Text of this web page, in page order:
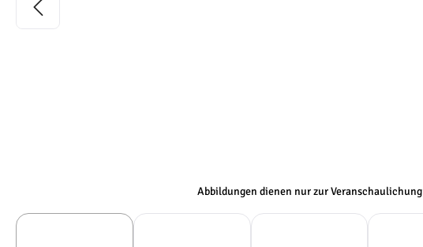
Abbildungen dienen nur zur Veranschaulichung